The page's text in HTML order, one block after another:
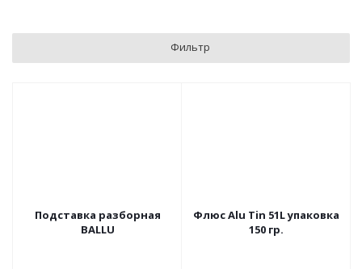
Фильтр
Подставка разборная
BALLU
Флюс Alu Tin 51L упаковка
150 гр.